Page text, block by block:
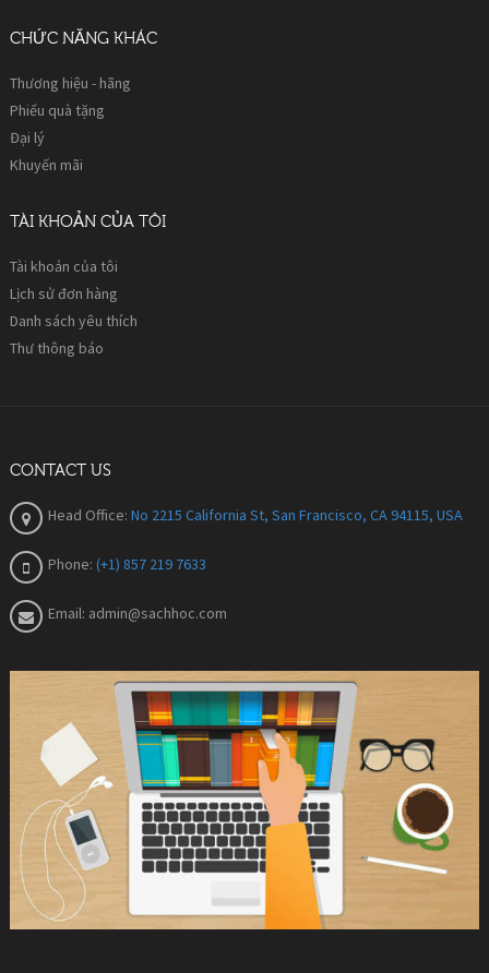
CHỨC NĂNG KHÁC
Thương hiệu - hãng
Phiếu quà tặng
Đại lý
Khuyến mãi
TÀI KHOẢN CỦA TÔI
Tài khoản của tôi
Lịch sử đơn hàng
Danh sách yêu thích
Thư thông báo
CONTACT US
Head Office: No 2215 California St, San Francisco, CA 94115, USA
Phone: (+1) 857 219 7633
Email: admin@sachhoc.com